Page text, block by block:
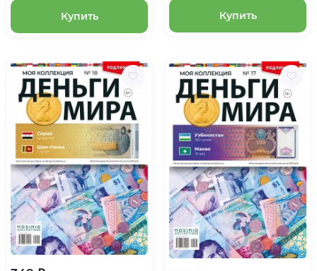
Купить Купить